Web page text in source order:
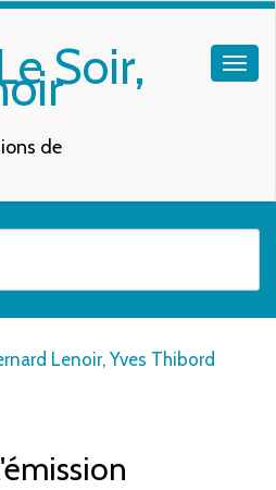
Soir,
de
Lenoir, Yves Thibord